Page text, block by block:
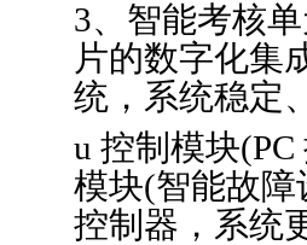
3、智能考核
片的数字化集
统，系统稳定
u 控制模块
模块(智能故
控制器，系统